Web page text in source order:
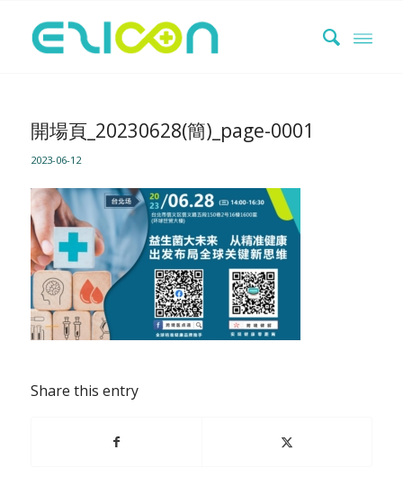
開場頁_20230628(簡)_page-0001
2023-06-12
Share this entry